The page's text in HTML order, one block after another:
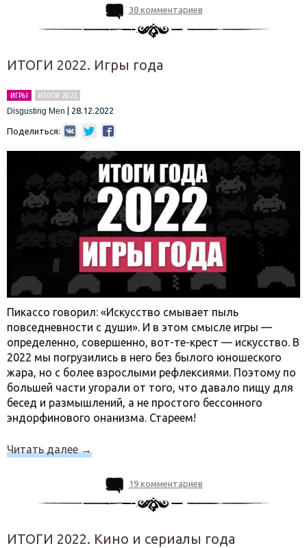
38 комментариев
ИТОГИ 2022. Игры года
ИГРЫ
ИТОГИ 2022
Disgusting Men
28.12.2022
Поделиться:
Пикассо говорил: «Искусство смывает пыль
повседневности с души». И в этом смысле игры —
определенно, совершенно, вот-те-крест — искусство. В
2022 мы погрузились в него без былого юношеского
жара, но с более взрослыми рефлексиями. Поэтому по
большей части угорали от того, что давало пищу для
бесед и размышлений, а не простого бессонного
эндорфинового онанизма. Стареем!
Читать далее→
19 комментариев
ИТОГИ 2022. Кино и сериалы года